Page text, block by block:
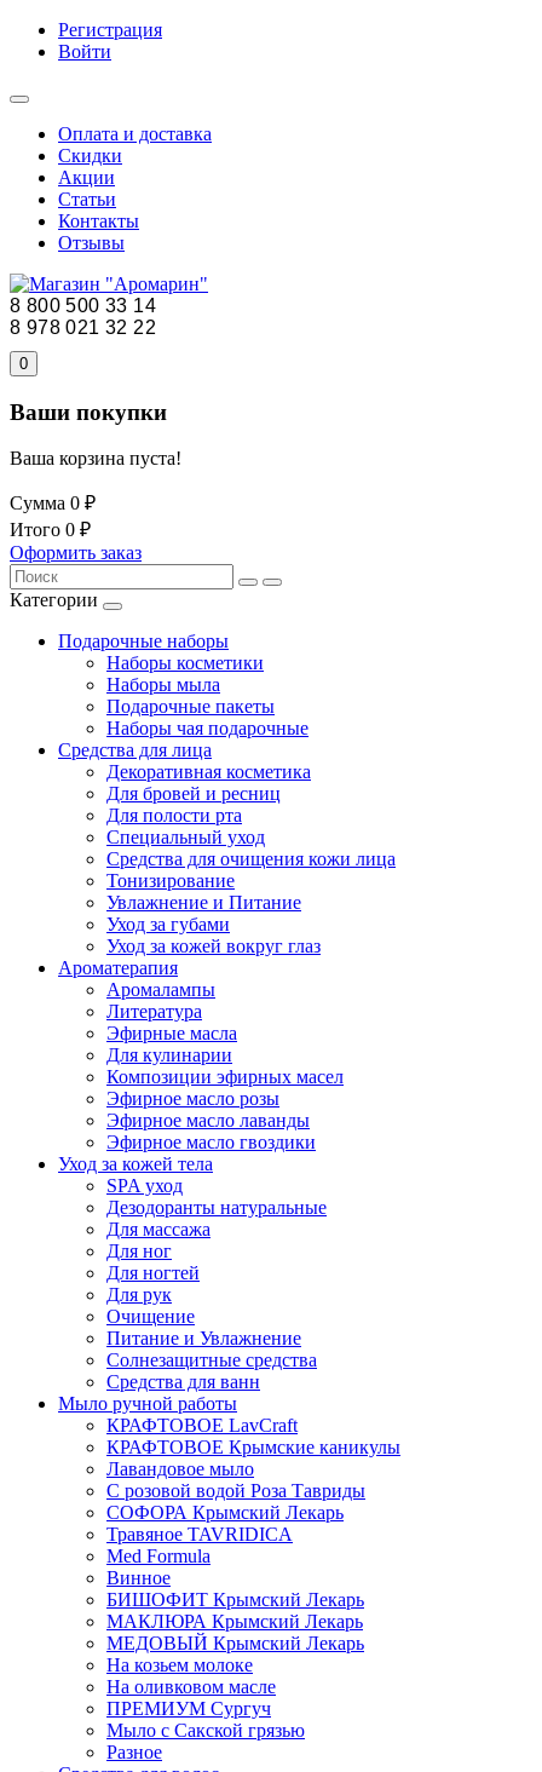
Регистрация
Войти
Оплата и доставка
Скидки
Акции
Статьи
Контакты
Отзывы
8 800 500 33 14
8 978 021 32 22
0
Ваши покупки
Ваша корзина пуста!
Сумма 0 ₽
Итого 0 ₽
Оформить заказ
Категории
Подарочные наборы
Наборы косметики
Наборы мыла
Подарочные пакеты
Наборы чая подарочные
Средства для лица
Декоративная косметика
Для бровей и ресниц
Для полости рта
Специальный уход
Средства для очищения кожи лица
Тонизирование
Увлажнение и Питание
Уход за губами
Уход за кожей вокруг глаз
Ароматерапия
Аромалампы
Литература
Эфирные масла
Для кулинарии
Композиции эфирных масел
Эфирное масло розы
Эфирное масло лаванды
Эфирное масло гвоздики
Уход за кожей тела
SPA уход
Дезодоранты натуральные
Для массажа
Для ног
Для ногтей
Для рук
Очищение
Питание и Увлажнение
Солнезащитные средства
Средства для ванн
Мыло ручной работы
КРАФТОВОЕ LavCraft
КРАФТОВОЕ Крымские каникулы
Лавандовое мыло
С розовой водой Роза Тавриды
СОФОРА Крымский Лекарь
Травяное TAVRIDICA
Med Formula
Винное
БИШОФИТ Крымский Лекарь
МАКЛЮРА Крымский Лекарь
МЕДОВЫЙ Крымский Лекарь
На козьем молоке
На оливковом масле
ПРЕМИУМ Сургуч
Мыло с Сакской грязью
Разное